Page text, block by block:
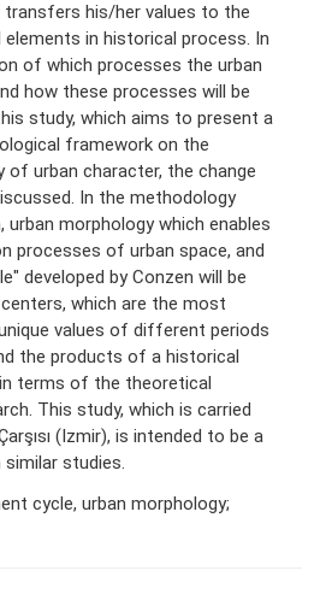
transfers his/her values to the
elements in historical process. In
of which processes the urban
how these processes will be
study, which aims to present a
framework on the
urban character, the change
In the methodology
morphology which enables
processes of urban space, and
developed by Conzen will be
which are the most
values of different periods
the products of a historical
terms of the theoretical
This study, which is carried
(Izmir), is intended to be a
studies.
cycle, urban morphology;